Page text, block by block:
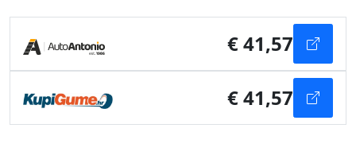
€ 41,57
€ 41,57